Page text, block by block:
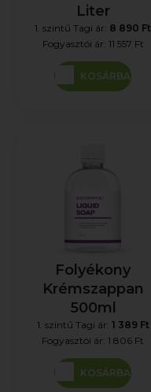
Liter
1. szintű Tagi ár: 8 890 Ft
Fogyasztói ár: 11 557 Ft
KOSÁRBA
Folyékony
Krémszappan
500ml
1. szintű Tagi ár: 1 389 Ft
Fogyasztói ár:1 806 Ft
KOSÁRBA